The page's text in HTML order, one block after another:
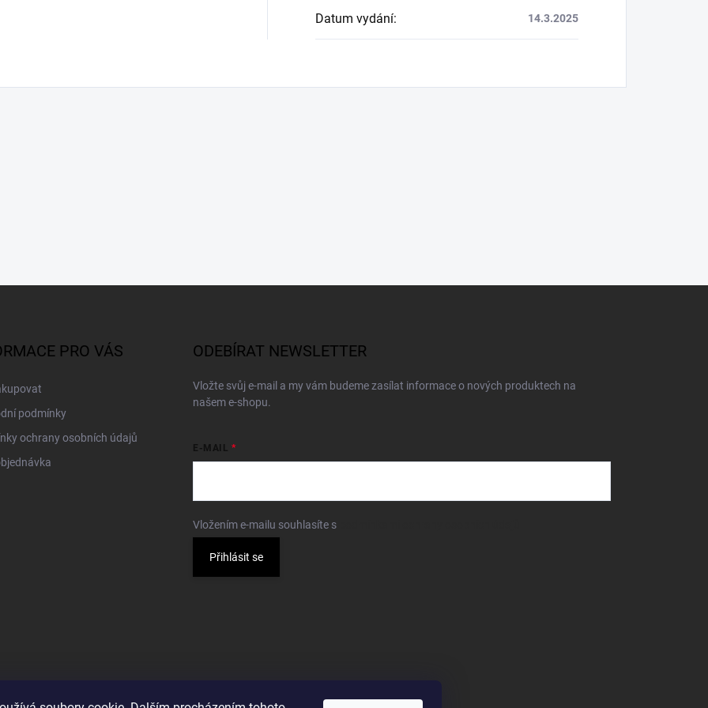
Datum vydání: 14.3.2025
PRO VÁS
podmínky
ochrany osobních údajů
ODEBÍRAT NEWSLETTER
Vložte svůj e-mail a my vám budeme zasílat informace o nových produktech na
našem e-shopu.
E-MAIL
Vložením e-mailu souhlasíte s
Přihlásit se